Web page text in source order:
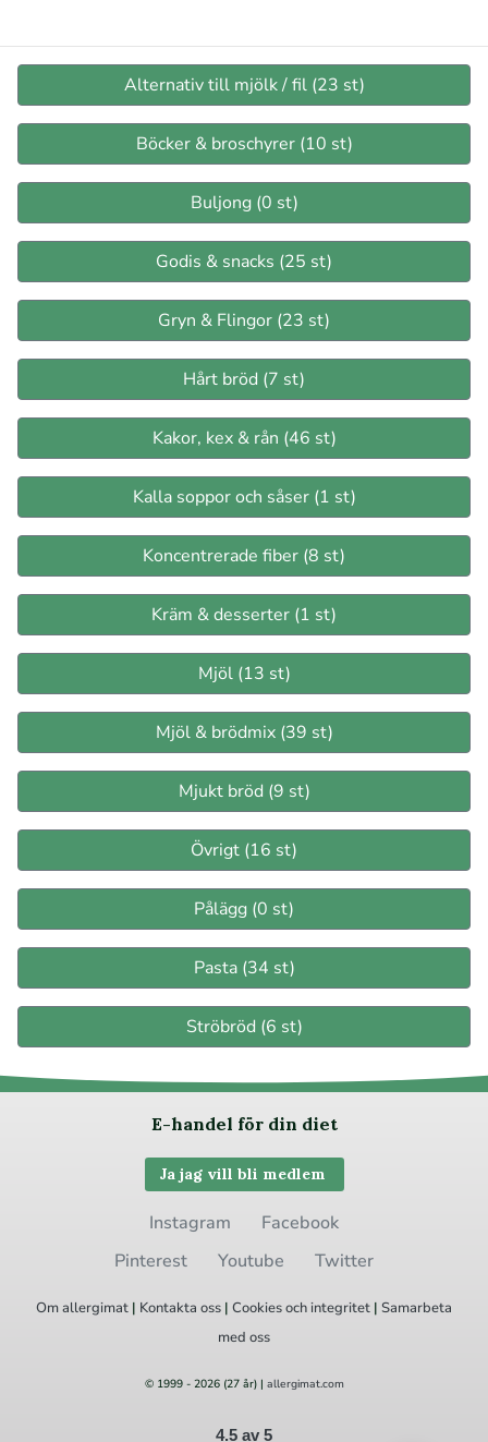
Alternativ till mjölk / fil (23 st)
Böcker & broschyrer (10 st)
Buljong (0 st)
Godis & snacks (25 st)
Gryn & Flingor (23 st)
Hårt bröd (7 st)
Kakor, kex & rån (46 st)
Kalla soppor och såser (1 st)
Koncentrerade fiber (8 st)
Kräm & desserter (1 st)
Mjöl (13 st)
Mjöl & brödmix (39 st)
Mjukt bröd (9 st)
Övrigt (16 st)
Pålägg (0 st)
Pasta (34 st)
Ströbröd (6 st)
E-handel för din diet
Ja jag vill bli medlem
Instagram
Facebook
Pinterest
Youtube Twitter
Om allergimat | Kontakta oss | Cookiesoch integritet | Samarbeta
med oss
© 1999 - 2026 (27 år) | allergimat.com
4.5 av 5